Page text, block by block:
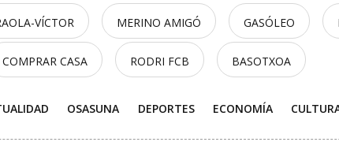
VÍCTOR MERINO AMIGÓ GASÓLEO
COMPRAR CASA RODRI FCB BASOTXOA
OSASUNA DEPORTES ECONOMÍA